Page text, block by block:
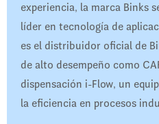
experiencia, la marca Binks
líder en tecnología de
es el distribuidor oficial de
de alto desempeño como
dispensación i-Flow, un
la eficiencia en procesos